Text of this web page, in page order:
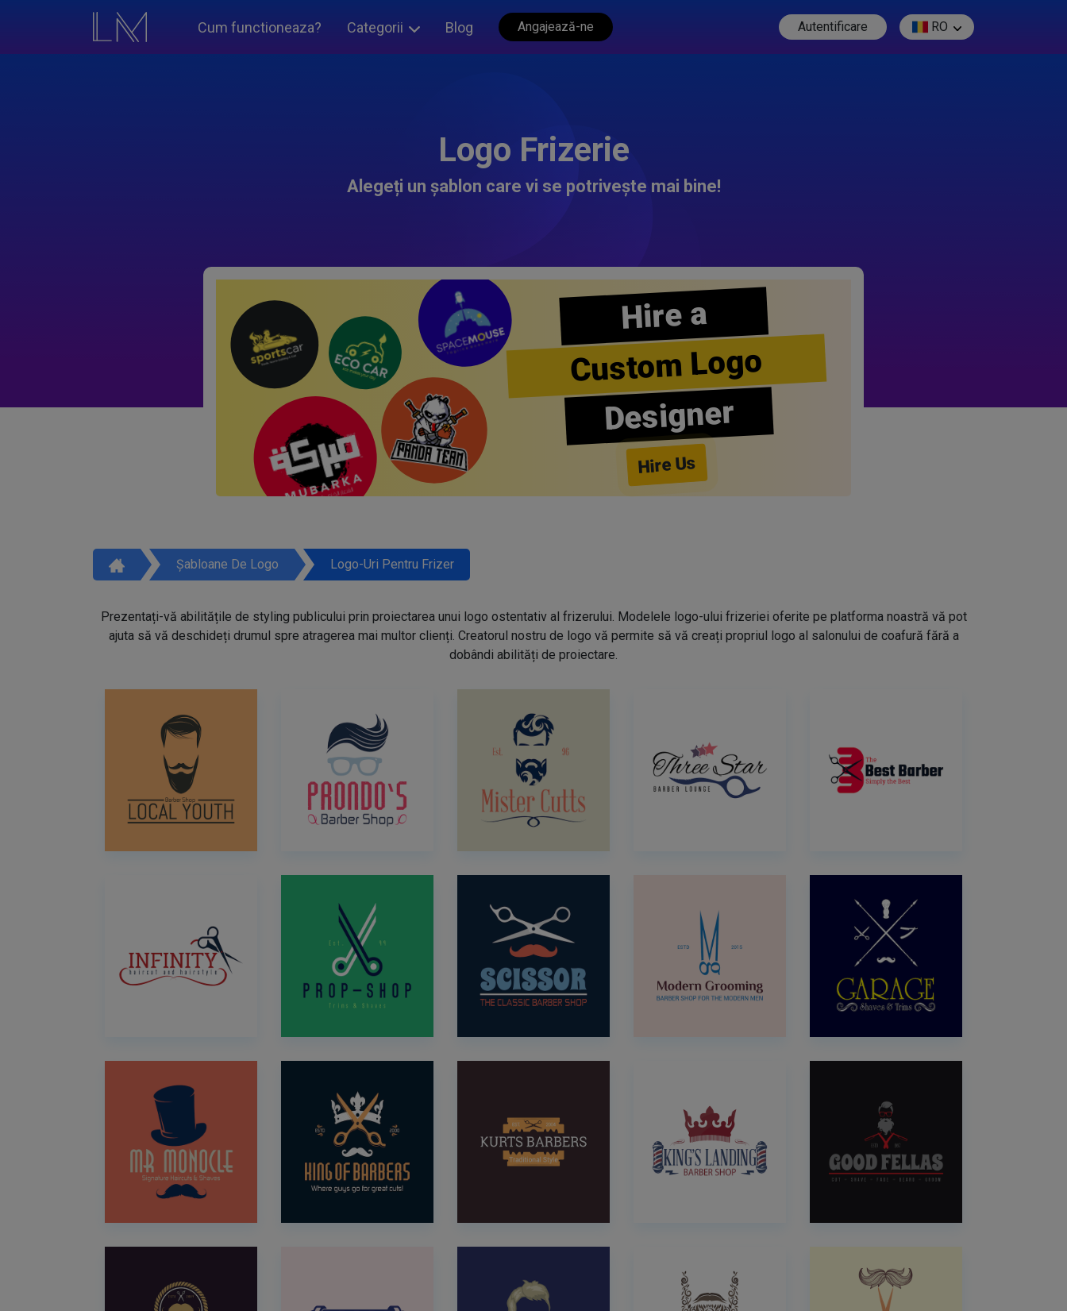
Cum functioneaza? Categorii Blog Angajează-ne Autentificare RO
Logo Frizerie
Alegeți un șablon care vi se potrivește mai bine!
Hire a
Custom Logo
Designer
Hire Us
Șabloane De Logo Logo-Uri Pentru Frizer
Prezentați-vă abilitățile de styling publicului prin proiectarea unui logo ostentativ al frizerului. Modelele logo-ului frizeriei oferite pe platforma noastră vă pot
ajuta să vă deschideți drumul spre atragerea mai multor clienți. Creatorul nostru de logo vă permite să vă creați propriul logo al salonului de coafură fără a
dobândi abilități de proiectare.